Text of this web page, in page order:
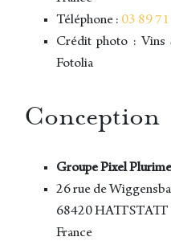
Téléphone : 03 89
Crédit photo : Vins
Fotolia
Conception
Groupe Pixel
26 rue de
68420 HATTSTATT
France